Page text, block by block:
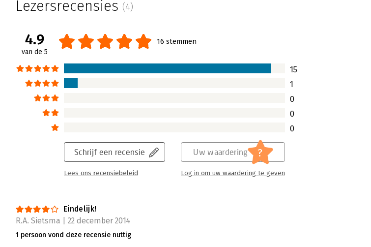
Lezersrecensies (4)
4.9
van de 5
16 stemmen
15
1
0
0
0
Schrijf een recensie
Lees ons recensiebeleid
Uw waardering ?
Log in om uw waardering te geven
Eindelijk!
R.A. Sietsma | 22 december 2014
1 persoon vond deze recensie nuttig